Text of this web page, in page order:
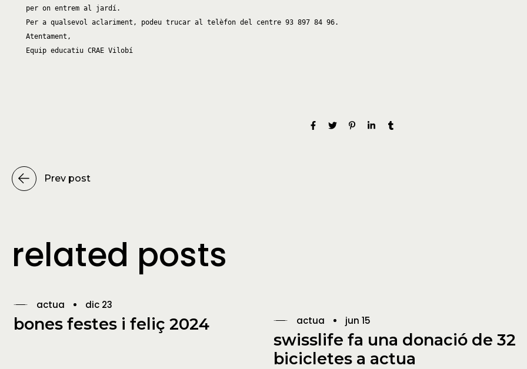
per on entrem al jardí.
Per a qualsevol aclariment, podeu trucar al telèfon del centre 93 897 84 96.
Atentament,
Equip educatiu CRAE Vilobí
Prev post
related posts
actua dic 23
bones festes i feliç 2024 actua jun 15
swisslife fa una donació de 32
bicicletes a actua